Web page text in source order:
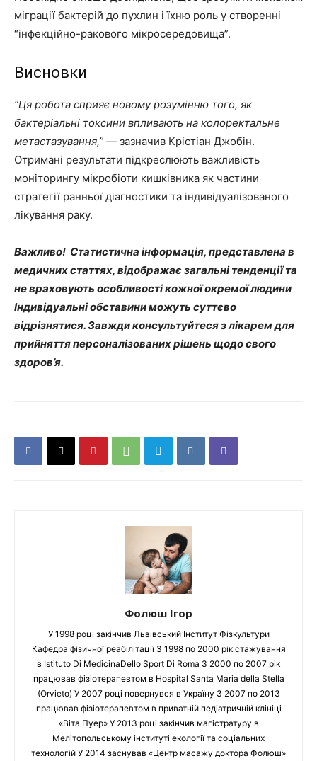
міграції бактерій до пухлин і їхню роль у створенні
“інфекційно-ракового мікросередовища”.
Висновки
“Ця робота сприяє новому розумінню того, як
бактеріальні токсини впливають на колоректальне
метастазування,” — зазначив Крістіан Джобін.
Отримані результати підкреслюють важливість
моніторингу мікробіоти кишківника як частини
стратегії ранньої діагностики та індивідуалізованого
лікування раку.
Важливо! Статистична інформація, представлена в
медичних статтях, відображає загальні тенденції та
не враховують особливості кожної окремої людини
Індивідуальні обставини можуть суттєво
відрізнятися. Завжди консультуйтеся з лікарем для
прийняття персоналізованих рішень щодо свого
здоров’я.
Фолюш Ігор
У 1998 році закінчив Львівський Інститут Фізкультури
Кафедра фізичної реабілітації З 1998 по 2000 рік стажування
в Istituto Di MedicinaDello Sport Di Roma З 2000 по 2007 рік
працював фізіотерапевтом в Hospital Santa Maria della Stella
(Orvieto) У 2007 році повернувся в Україну З 2007 по 2013
працював фізіотерапевтом в приватній педіатричній клініці
«Віта Пуер» У 2013 році закінчив магістратуру в
Мелітопольському інституті екології та соціальних
технологій У 2014 заснував «Центр масажу доктора Фолюш»